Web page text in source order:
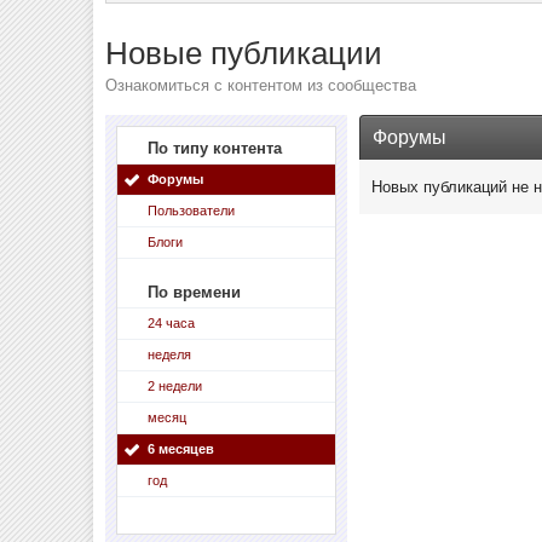
Новые публикации
Ознакомиться с контентом из сообщества
По типу контента
Форумы
Пользователи
Блоги
По времени
24 часа
неделя
2 недели
месяц
6 месяцев
год
Форумы
Новых публикаций не